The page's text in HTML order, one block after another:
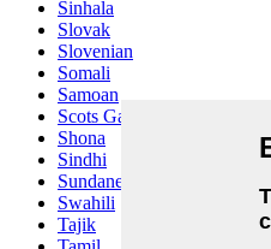
Sinhala
Slovak
Slovenian
Somali
Samoan
Scots Gaelic
Shona
Sindhi
Sundanese
Swahili
Tajik